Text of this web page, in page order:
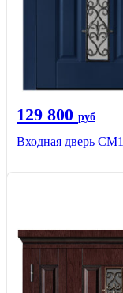
129 800 руб
Входная дверь